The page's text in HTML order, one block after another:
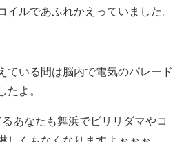
ルであふれかえっていました。
ている間は脳内で電気のパレード
よ。
あなたも舞浜でビリリダマやコ